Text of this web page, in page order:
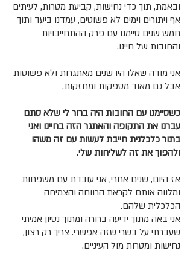
ובאמת, תוך כדי נחישות, קביעת מטרות, לעיתים
אף ויתורים וימים לא פשוטים, עמדנו ביעד ותוך
חמש שנים סיימנו עם פרק ההתחייבויות
והחובות של חיינו.
אני מודה שאלו היו שנים מאתגרות ולא פשוטות
אבל גם מאוד מספקות ומחזקות.
כשסיימנו עם החובות היה ברור לי שלא סתם
עברנו את התקופה והאתגר הזה בחיינו ואני
בתור כלכלנית חייבת לעשות עם זה משהו
ולהפוך את זה לשליחות שלי.
אז היום, שנים אחרי, אני עובדת עם משפחות
ומלווה אותם לקראת הרווחה והצמיחה
הכלכלית שלהם.
אני באה מתוך ידיעה ברורה ומתוך נסיון אמיתי
שעברתי על בשרי שזה אפשרי. צריך רק רצון,
נחישות ומטרות מול העיניים.